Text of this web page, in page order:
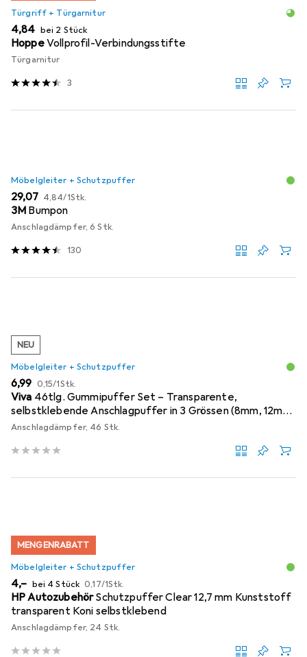
Türgriff + Türgarnitur
EUR
4,84 bei 2 Stück
HoppeVollprofil-Verbindungsstifte
Türgarnitur
3
Möbelgleiter + Schutzpuffer
EUR
29,07 EUR
4,84/1Stk.
3M Bumpon
Anschlagdämpfer, 6 Stk.
130
NEU
Möbelgleiter + Schutzpuffer
EUR
6,99 EUR
0,15/1Stk.
Viva 46tlg. Gummipuffer Set – Transparente,
selbstklebende Anschlagpuffer in 3 Grössen (8mm, 12mm,
18mm)
Anschlagdämpfer, 46 Stk.
MENGENRABATT
Möbelgleiter + Schutzpuffer
EUR
4,– bei 4 Stück EUR
0,17/1Stk.
HP AutozubehörSchutzpuffer Clear 12,7 mm Kunststoff
transparent Koni selbstklebend
Anschlagdämpfer, 24 Stk.